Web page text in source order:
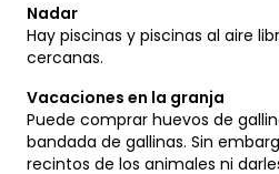
Nadar
Hay piscinas y piscinas al aire
cercanas.
Vacaciones en la granja
Puede comprar huevos de
bandada de gallinas. Sin
recintos de los animales ni